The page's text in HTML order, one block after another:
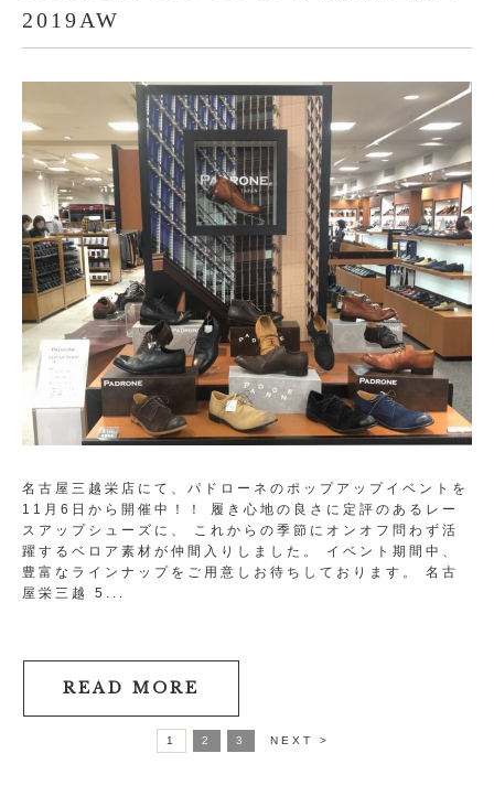
2019AW
名古屋三越栄店にて、パドローネのポップアップイベントを
11月6日から開催中！！ 履き心地の良さに定評のあるレー
スアップシューズに、 これからの季節にオンオフ問わず活
躍するベロア素材が仲間入りしました。 イベント期間中、
豊富なラインナップをご用意しお待ちしております。 名古
屋栄三越 5...
READ MORE
1 2 3 NEXT >